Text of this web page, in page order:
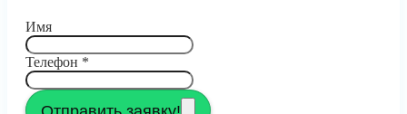
Имя
Телефон *